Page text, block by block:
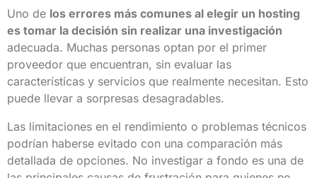
Uno de los errores más comunes al elegir un hosting
es tomar la decisión sin realizar una investigación
adecuada. Muchas personas optan por el primer
proveedor que encuentran, sin evaluar las
características y servicios que realmente necesitan. Esto
puede llevar a sorpresas desagradables.
Las limitaciones en el rendimiento o problemas técnicos
podrían haberse evitado con una comparación más
detallada de opciones. No investigar a fondo es una de